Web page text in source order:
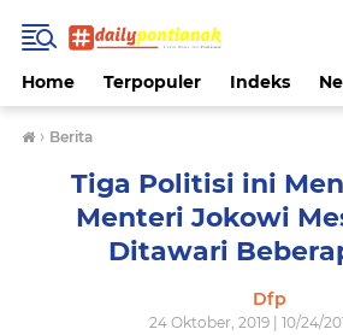
Home Terpopuler Indeks
› Berita
Tiga Politisi ini
Menteri Jokowi
Ditawari
Dfp
24 Oktober, 2019 | 10/24/